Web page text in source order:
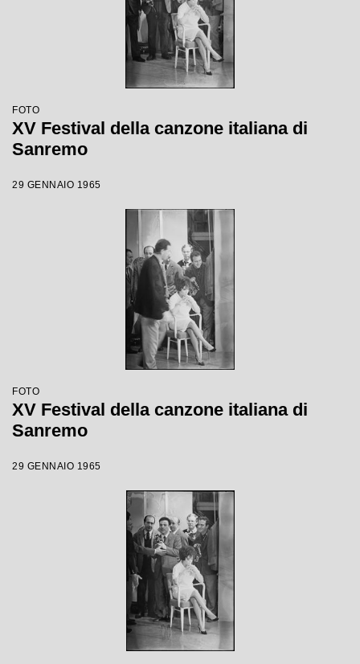
FOTO
XV Festival della canzone italiana di
Sanremo
29 GENNAIO 1965
FOTO
XV Festival della canzone italiana di
Sanremo
29 GENNAIO 1965